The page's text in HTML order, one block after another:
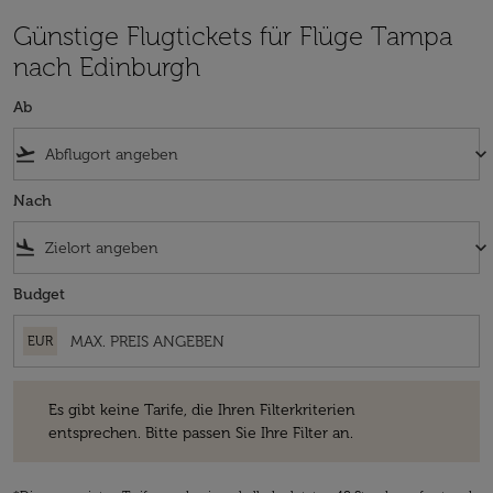
Günstige Flugtickets für Flüge Tampa
nach Edinburgh
Ab
flight_takeoff keyboard_arrow_down
Nach
flight_land keyboard_arrow_down
Budget
EUR
Es gibt keine Tarife, die Ihren Filterkriterien
entsprechen. Bitte passen Sie Ihre Filter an.